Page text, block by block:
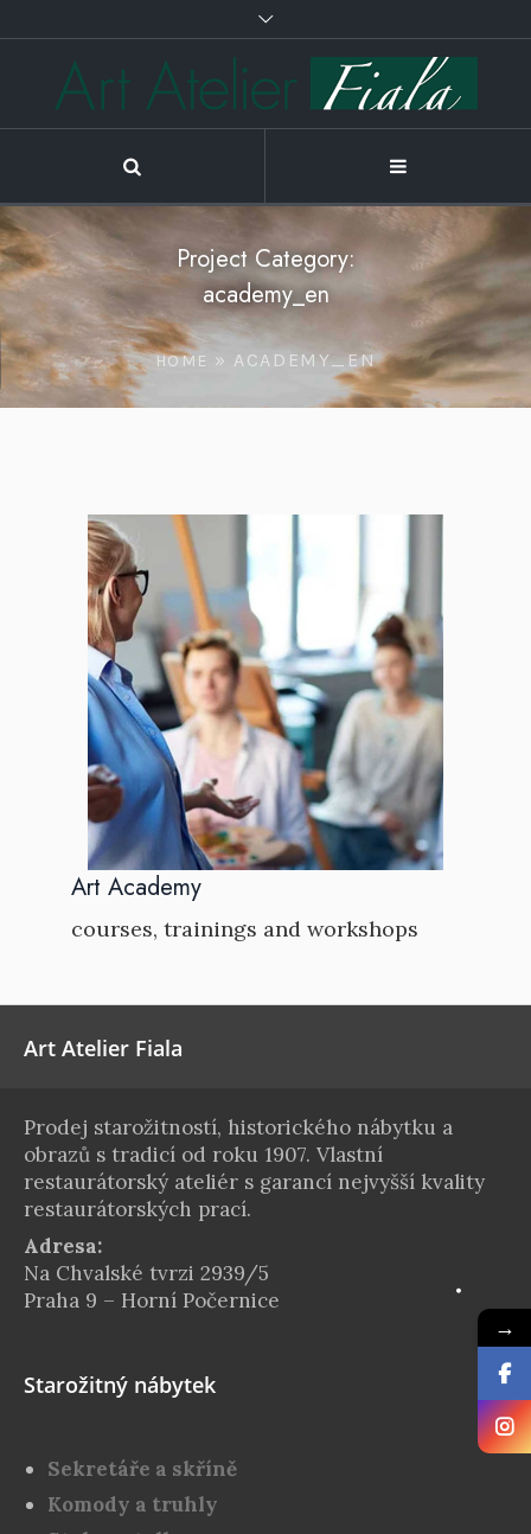
Project Category:
academy_en
HOME » ACADEMY_EN
Art Academy
courses, trainings and workshops
Art Atelier Fiala
Prodej starožitností, historického nábytku a
obrazů s tradicí od roku 1907. Vlastní
restaurátorský ateliér s garancí nejvyšší kvality
restaurátorských prací.
Adresa:
Na Chvalské tvrzi 2939/5
Praha 9 – Horní Počernice
Starožitný nábytek
Sekretáře a skříně
Komody a truhly
→